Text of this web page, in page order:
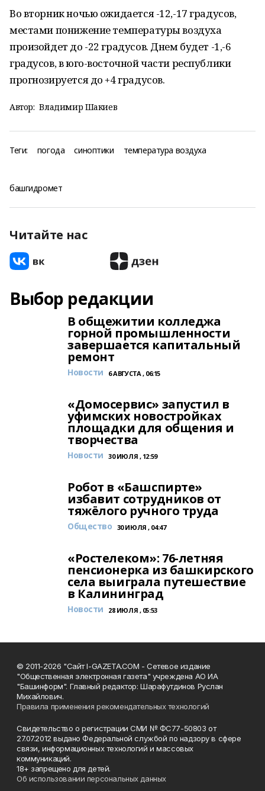
Во вторник ночью ожидается -12,-17 градусов,
местами понижение температуры воздуха
произойдет до -22 градусов. Днем будет -1,-6
градусов, в юго-восточной части республики
прогнозируется до +4 градусов.
Автор: Владимир Шакиев
Теги: погода синоптики температура воздуха
башгидромет
Читайте нас
Выбор редакции
В общежитии колледжа
горной промышленности
завершается капитальный
ремонт
Новости 6 АВГУСТА , 06:15
«Домосервис» запустил в
уфимских новостройках
площадки для общения и
творчества
Новости 30 ИЮЛЯ , 12:59
Робот в «Башспирте»
избавит сотрудников от
тяжёлого ручного труда
Общество 30 ИЮЛЯ , 04:47
«Ростелеком»: 76-летняя
пенсионерка из башкирского
села выиграла путешествие
в Калининград
Новости 28 ИЮЛЯ , 05:53
© 2011-2026 "Сайт I-GAZETA.COM - Сетевое издание
"Общественная электронная газета" учреждена АО ИА
"Башинформ". Главный редактор: Шарафутдинов Руслан
Михайлович.
Правила применения рекомендательных технологий
Свидетельство о регистрации СМИ № ФС77-50803 от
27.07.2012 выдано Федеральной службой по надзору в сфере
связи, информационных технологий и массовых
коммуникаций.
18+ запрещено для детей.
Об использовании персональных данных